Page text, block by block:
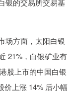
银的交易所交易基
方面，太阳白银
21%，白银矿业有
股上市的中国白银
价上涨 14% 后小幅